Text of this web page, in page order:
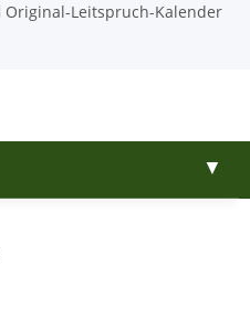
Original-Leitspruch-Kalender
▼